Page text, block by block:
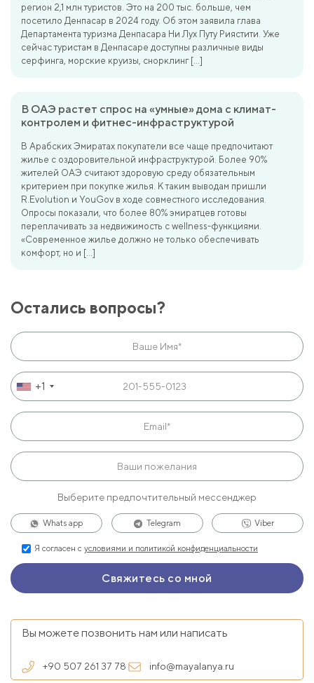
регион 2,1 млн туристов. Это на 200 тыс. больше, чем
посетило Денпасар в 2024 году. Об этом заявила глава
Департамента туризма Денпасара Ни Лух Путу Риястити. Уже
сейчас туристам в Денпасаре доступны различные виды
серфинга, морские круизы, снорклинг […]
В ОАЭ растет спрос на «умные» дома с климат-
контролем и фитнес-инфраструктурой
В Арабских Эмиратах покупатели все чаще предпочитают
жилье с оздоровительной инфраструктурой. Более 90%
жителей ОАЭ считают здоровую среду обязательным
критерием при покупке жилья. К таким выводам пришли
R.Evolution и YouGov в ходе совместного исследования.
Опросы показали, что более 80% эмиратцев готовы
переплачивать за недвижимость с wellness-функциями.
«Современное жилье должно не только обеспечивать
комфорт, но и […]
Остались вопросы?
+1
Выберите предпочтительный мессенджер
Whats app Telegram Viber
Я согласен с условиями и политикой конфиденциальности
Вы можете позвонить нам или написать
+90 507 261 37 78 info@mayalanya.ru